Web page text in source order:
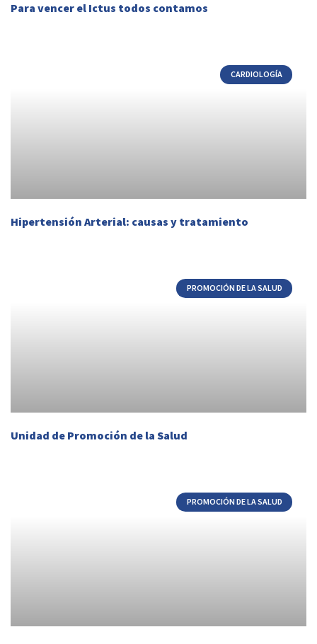
Para vencer el Ictus todos contamos
CARDIOLOGÍA
Hipertensión Arterial: causas y tratamiento
PROMOCIÓN DE LA SALUD
Unidad de Promoción de la Salud
PROMOCIÓN DE LA SALUD